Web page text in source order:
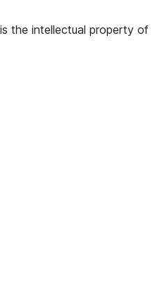
the intellectual property of